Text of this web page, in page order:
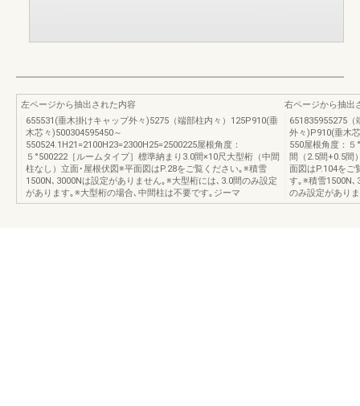
左ページから抽出された内容
655531(垂木掛けキャップ外々)5275（端部柱内々）125P910(垂
木芯々)500304595450～
550524.1H21=2100H23=2300H25=2500225屋根角度：
５°500222［ルームタイプ］標準納まり3.0間×10尺大型桁（中間
柱なし）立面･屋根伏図※平面図はP.28をご覧ください｡※積雪
1500N､3000Nは設定がありません｡※大型桁には､3.0間のみ設定
があります｡※大型桁の場合､中間柱は不要です｡ジーマ
右ページから抽出
651835955275
外々)P910(垂木
550屋根角度：５
間（2.5間+0.5間
面図はP.104をご
す｡※積雪1500N､
のみ設定があり